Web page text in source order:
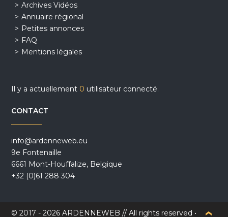
Archives Vidéos
Annuaire régional
Petites annonces
FAQ
Mentions légales
Il y a actuellement 0 utilisateur connecté.
CONTACT
info@ardenneweb.eu
9e Fontenaille
6661 Mont-Houffalize, Belgique
+32 (0)61 288 304
© 2017 - 2026 ARDENNEWEB // All rights reserved •